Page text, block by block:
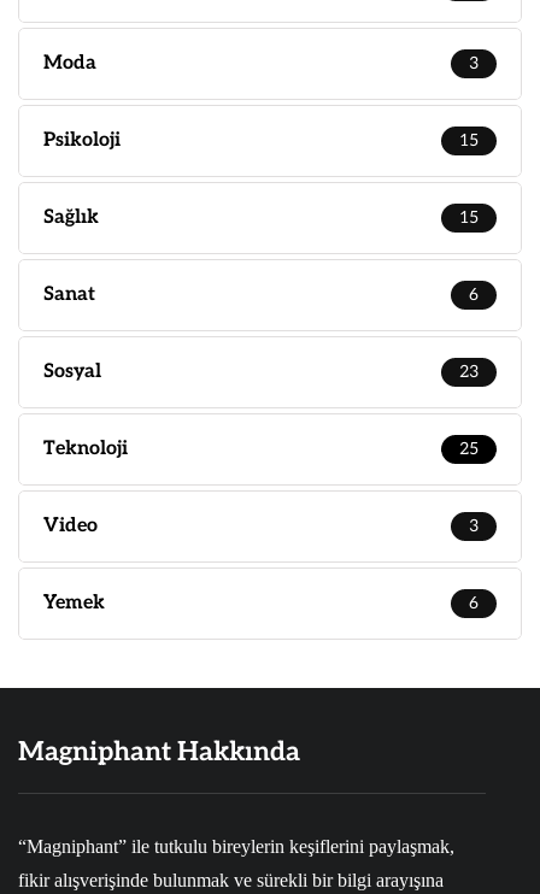
Moda 3
Psikoloji 15
Sağlık 15
Sanat 6
Sosyal 23
Teknoloji 25
Video 3
Yemek 6
Magniphant Hakkında
“Magniphant” ile tutkulu bireylerin keşiflerini paylaşmak,
fikir alışverişinde bulunmak ve sürekli bir bilgi arayışına